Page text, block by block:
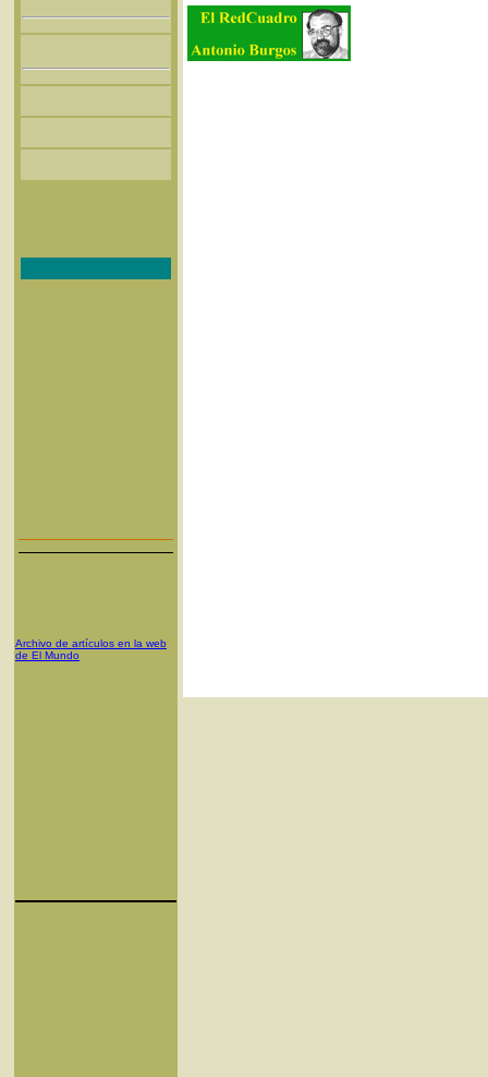
Archivo de artículos en la web
de El Mundo